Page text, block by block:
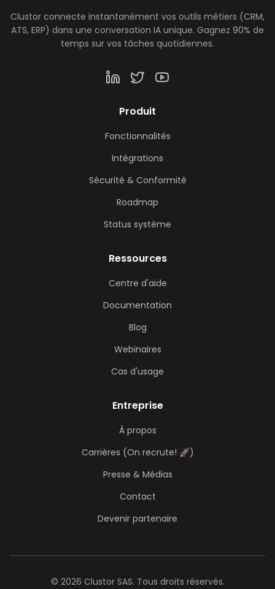
Clustor connecte instantanément vos outils métiers (CRM,
ATS, ERP) dans une conversation IA unique. Gagnez 90% de
temps sur vos tâches quotidiennes.
Produit
Fonctionnalités
Intégrations
Sécurité & Conformité
Roadmap
Status système
Ressources
Centre d'aide
Documentation
Blog
Webinaires
Cas d'usage
Entreprise
À propos
Carrières (On recrute! 🚀)
Presse & Médias
Contact
Devenir partenaire
© 2026 Clustor SAS. Tous droits réservés.